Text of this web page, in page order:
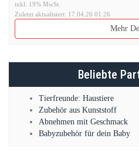
inkl. 19% MwSt.
Zuletzt aktualisiert: 17.04.26 01:26
Mehr
Beliebte
Tierfreunde: Haustiere
Zubehör aus Kunststoff
Abnehmen mit Geschmack
Babyzubehör für dein Baby